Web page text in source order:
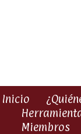
Inicio
Miembros